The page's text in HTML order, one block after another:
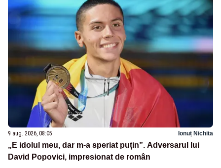
9 aug. 2026, 08:05 Ionuț Nichita
„E idolul meu, dar m-a speriat puțin”. Adversarul lui
David Popovici, impresionat de român